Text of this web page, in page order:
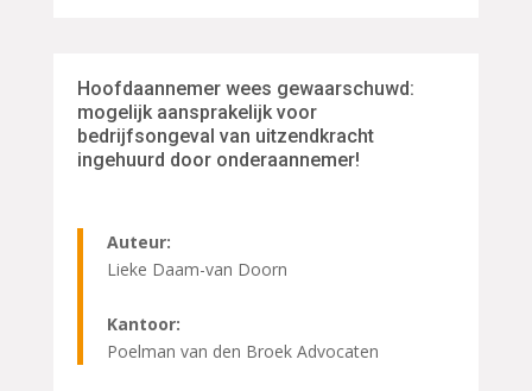
Hoofdaannemer wees gewaarschuwd:
mogelijk aansprakelijk voor
bedrijfsongeval van uitzendkracht
ingehuurd door onderaannemer!
Auteur:
Lieke Daam-van Doorn
Kantoor:
Poelman van den Broek Advocaten